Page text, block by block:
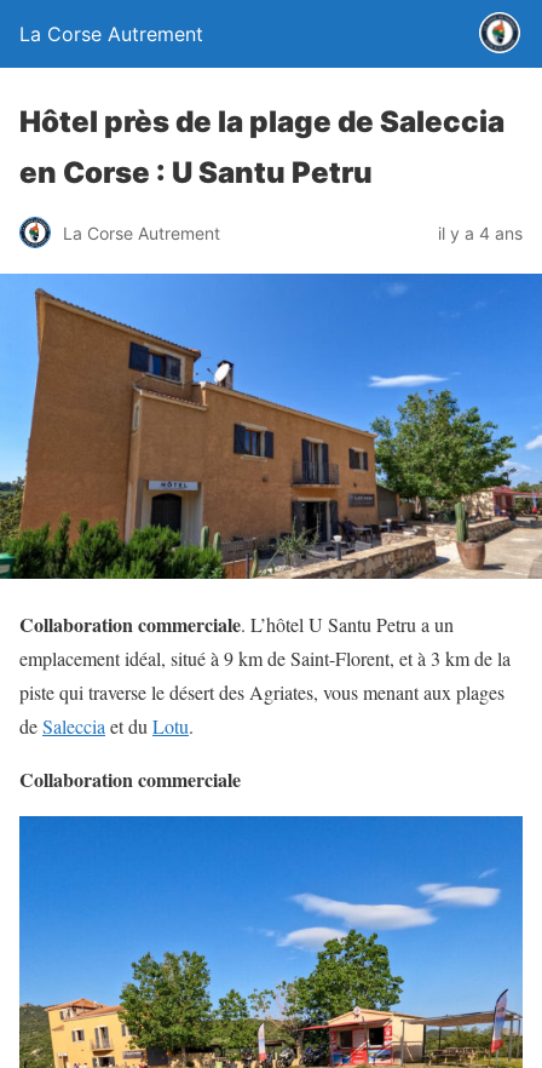
La Corse Autrement
Hôtel près de la plage de Saleccia
en Corse : U Santu Petru
La Corse Autrement il y a 4 ans
Collaboration commerciale. L’hôtel U Santu Petru a un
emplacement idéal, situé à 9 km de Saint-Florent, et à 3 km de la
piste qui traverse le désert des Agriates, vous menant aux plages
deSaleccia et du Lotu.
Collaboration commerciale